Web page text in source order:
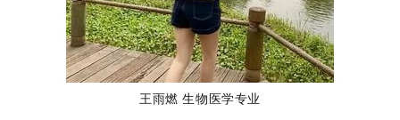
王雨燃 生物医学专业